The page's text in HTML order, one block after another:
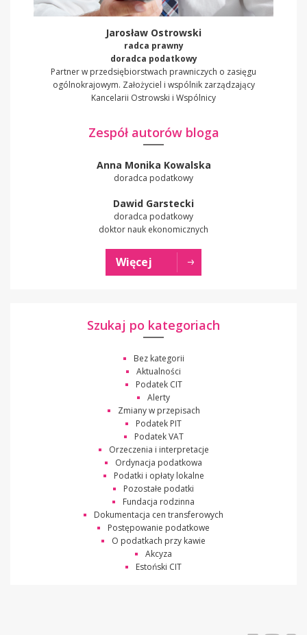
Jarosław Ostrowski
radca prawny
doradca podatkowy
Partner w przedsiębiorstwach prawniczych o zasięgu
ogólnokrajowym. Założyciel i wspólnik zarządzający
Kancelarii Ostrowski i Wspólnicy
Zespół autorów bloga
Anna Monika Kowalska
doradca podatkowy
Dawid Garstecki
doradca podatkowy
doktor nauk ekonomicznych
Więcej
Szukaj po kategoriach
Bez kategorii
Aktualności
Podatek CIT
Alerty
Zmiany w przepisach
Podatek PIT
Podatek VAT
Orzeczenia i interpretacje
Ordynacja podatkowa
Podatki i opłaty lokalne
Pozostałe podatki
Fundacja rodzinna
Dokumentacja cen transferowych
Postępowanie podatkowe
O podatkach przy kawie
Akcyza
Estoński CIT